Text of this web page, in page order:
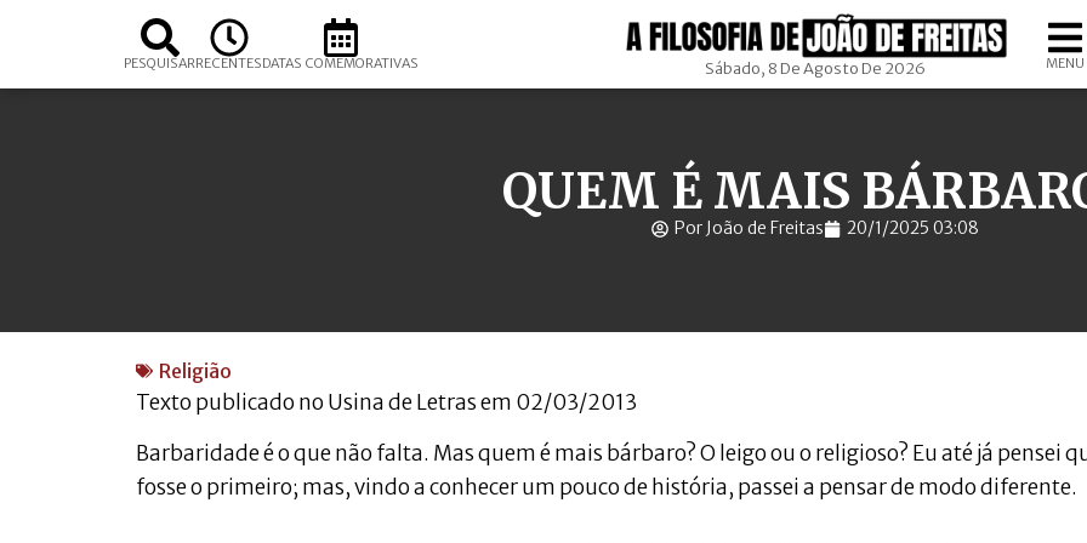
PESQUISARRECENTESDATAS COMEMORATIVAS Sábado, 8 De Agosto De 2026 MENU
QUEM É MAIS
Por João de Freitas 20/1/2025 03:08
Religião
Texto publicado no Usina de Letras em 02/03/2013
Barbaridade é o que não falta. Mas quem é mais bárbaro? O leigo ou o religioso? Eu até já pensei
fosse o primeiro; mas, vindo a conhecer um pouco de história, passei a pensar de modo diferente.